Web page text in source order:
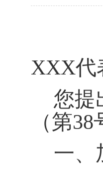
XXX代
您提
（第38
一、